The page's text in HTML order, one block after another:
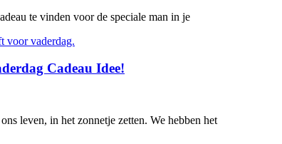
te vinden voor de speciale man in je
Cadeau Idee!
leven, in het zonnetje zetten. We hebben het